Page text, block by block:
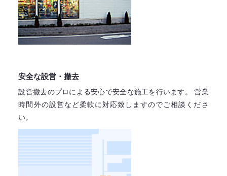
安全な設営・撤去
設営撤去のプロによる安心で安全な施工を行います。
営業
時間外の設営など柔軟に対応致しますのでご相談くださ
い。